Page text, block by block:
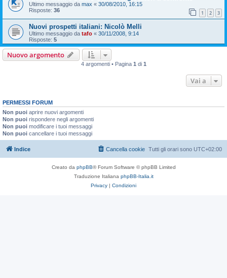
Ultimo messaggio da max « 30/08/2010, 16:15
Risposte: 36 1 2 3
Nuovi prospetti italiani: Nicolò Melli
Ultimo messaggio da tafo « 30/11/2008, 9:14
Risposte: 5
Nuovo argomento
4 argomenti • Pagina 1 di 1
Vai a
PERMESSI FORUM
Non puoi aprire nuovi argomenti
Non puoi rispondere negli argomenti
Non puoi modificare i tuoi messaggi
Non puoi cancellare i tuoi messaggi
Indice Tutti gli orari sono UTC+02:00
Cancella cookie
Creato da phpBB® Forum Software © phpBB Limited
Traduzione Italiana phpBB-Italia.it
Privacy | Condizioni